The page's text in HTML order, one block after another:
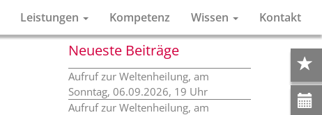
Leistungen Kompetenz Wissen Kontakt
Neueste Beiträge
Aufruf zur Weltenheilung, am
Sonntag, 06.09.2026, 19 Uhr
Aufruf zur Weltenheilung, am